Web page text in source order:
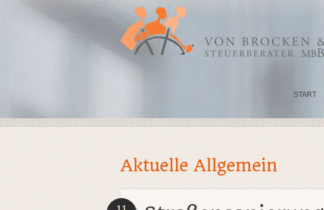
START
Aktuelle Allgemein